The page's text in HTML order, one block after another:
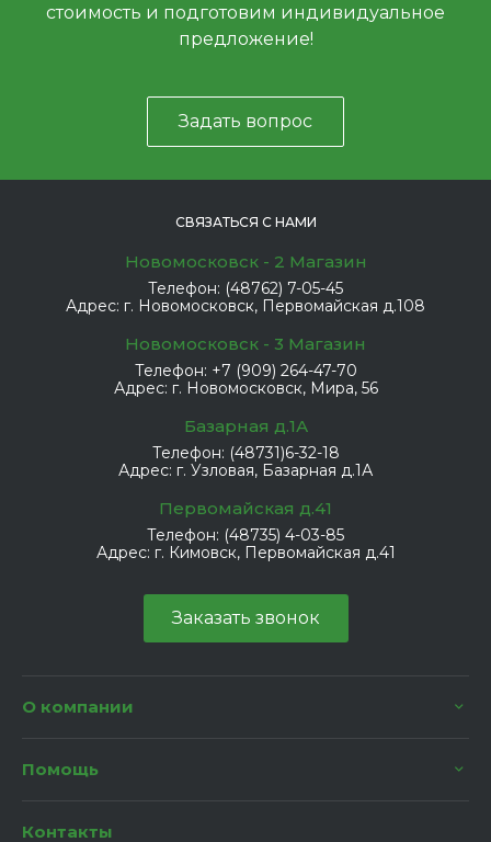
стоимость и подготовим индивидуальное
предложение!
Задать вопрос
СВЯЗАТЬСЯ С НАМИ
Новомосковск - 2 Магазин
Телефон: (48762) 7-05-45
Адрес: г. Новомосковск, Первомайская д.108
Новомосковск - 3 Магазин
Телефон: +7 (909) 264-47-70
Адрес: г. Новомосковск, Мира, 56
Базарная д.1А
Телефон: (48731)6-32-18
Адрес: г. Узловая, Базарная д.1А
Первомайская д.41
Телефон: (48735) 4-03-85
Адрес: г. Кимовск, Первомайская д.41
Заказать звонок
О компании
Помощь
Контакты